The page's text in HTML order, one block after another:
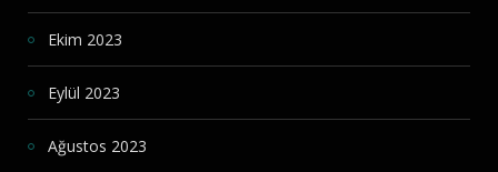
Ekim 2023
Eylül 2023
Ağustos 2023